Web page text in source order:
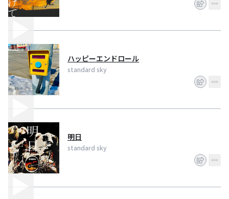
ハッピーエンドロール
standard sky
明日
standard sky